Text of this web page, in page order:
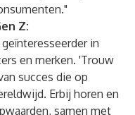
Z:
in
en merken. 'Trouw
succes die op
Erbij horen en
samen met